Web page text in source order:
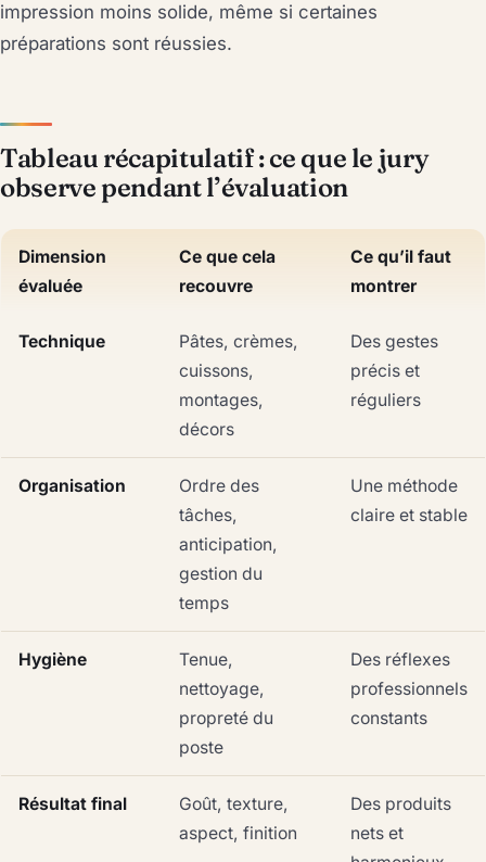
impression moins solide, même si certaines
préparations sont réussies.
Tableau récapitulatif : ce que le jury
observe pendant l’évaluation
Dimension
évaluée
Ce que cela
recouvre
Ce qu’il faut
montrer
Technique
Pâtes, crèmes,
cuissons,
montages,
décors
Des gestes
précis et
réguliers
Organisation
Ordre des
tâches,
anticipation,
gestion du
temps
Une méthode
claire et stable
Hygiène
Tenue,
nettoyage,
propreté du
poste
Des réflexes
professionnels
constants
Résultat final
Goût, texture,
aspect, finition
Des produits
nets et